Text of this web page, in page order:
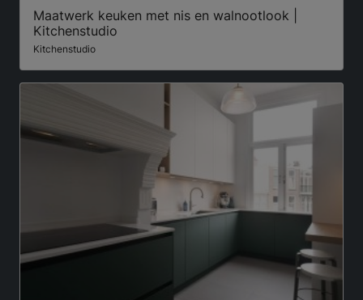
Maatwerk keuken met nis en walnootlook |
Kitchenstudio
Kitchenstudio